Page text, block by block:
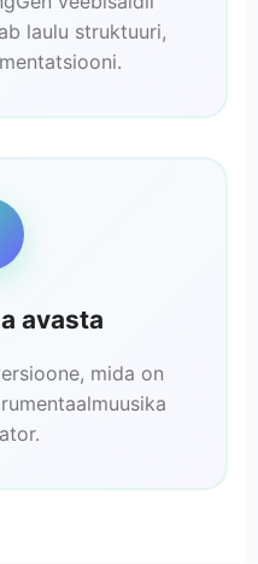
laulu struktuuri,
avasta
mida on